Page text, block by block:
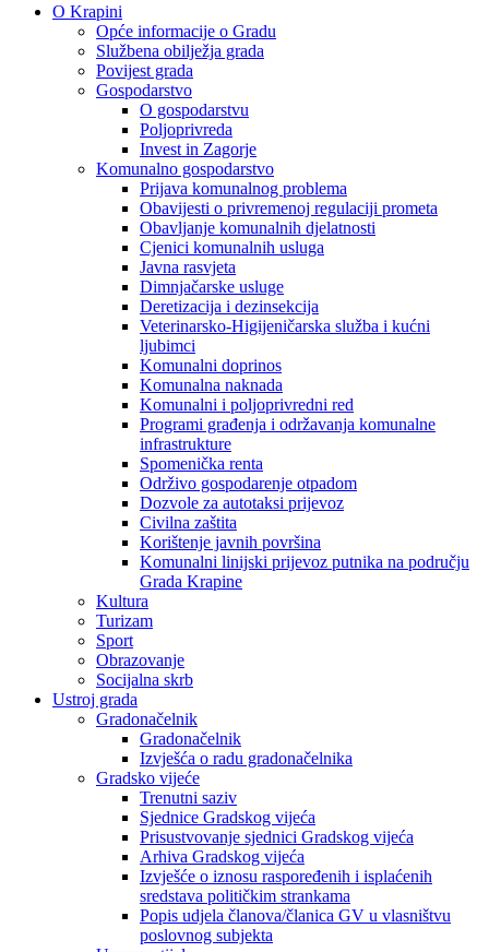
O Krapini
Opće informacije o Gradu
Službena obilježja grada
Povijest grada
Gospodarstvo
O gospodarstvu
Poljoprivreda
Invest in Zagorje
Komunalno gospodarstvo
Prijava komunalnog problema
Obavijesti o privremenoj regulaciji prometa
Obavljanje komunalnih djelatnosti
Cjenici komunalnih usluga
Javna rasvjeta
Dimnjačarske usluge
Deretizacija i dezinsekcija
Veterinarsko-Higijeničarska služba i kućni
ljubimci
Komunalni doprinos
Komunalna naknada
Komunalni i poljoprivredni red
Programi građenja i održavanja komunalne
infrastrukture
Spomenička renta
Održivo gospodarenje otpadom
Dozvole za autotaksi prijevoz
Civilna zaštita
Korištenje javnih površina
Komunalni linijski prijevoz putnika na području
Grada Krapine
Kultura
Turizam
Sport
Obrazovanje
Socijalna skrb
Ustroj grada
Gradonačelnik
Gradonačelnik
Izvješća o radu gradonačelnika
Gradsko vijeće
Trenutni saziv
Sjednice Gradskog vijeća
Prisustvovanje sjednici Gradskog vijeća
Arhiva Gradskog vijeća
Izvješće o iznosu raspoređenih i isplaćenih
sredstava političkim strankama
Popis udjela članova/članica GV u vlasništvu
poslovnog subjekta